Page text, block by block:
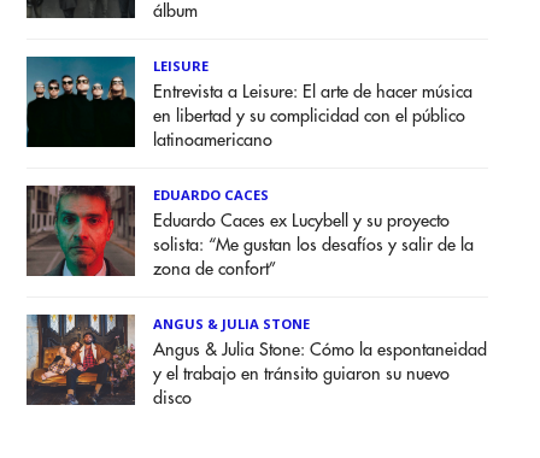
álbum
LEISURE
Entrevista a Leisure: El arte de hacer música
en libertad y su complicidad con el público
latinoamericano
EDUARDO CACES
Eduardo Caces ex Lucybell y su proyecto
solista: “Me gustan los desafíos y salir de la
zona de confort”
ANGUS & JULIA STONE
Angus & Julia Stone: Cómo la espontaneidad
y el trabajo en tránsito guiaron su nuevo
disco